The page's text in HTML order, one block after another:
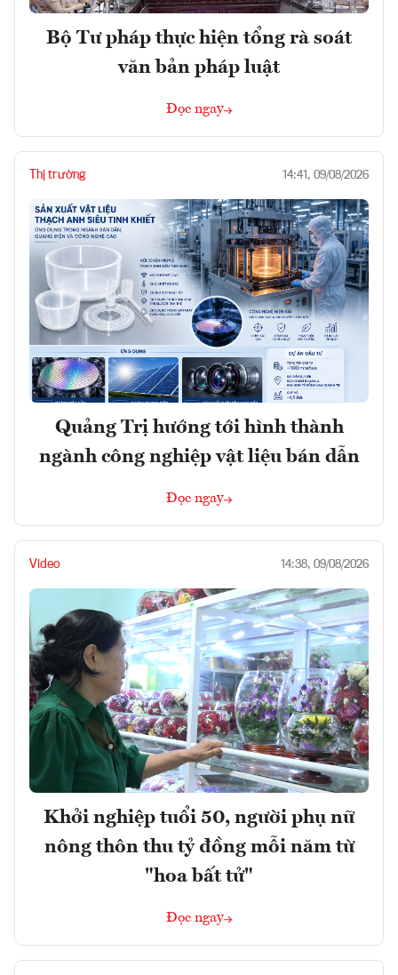
Bộ Tư pháp thực hiện tổng rà soát
văn bản pháp luật
Đọc ngay
Thị trường 14:41, 09/08/2026
Quảng Trị hướng tới hình thành
ngành công nghiệp vật liệu bán dẫn
Đọc ngay
Video 14:38, 09/08/2026
Khởi nghiệp tuổi 50, người phụ nữ
nông thôn thu tỷ đồng mỗi năm từ
"hoa bất tử"
Đọc ngay